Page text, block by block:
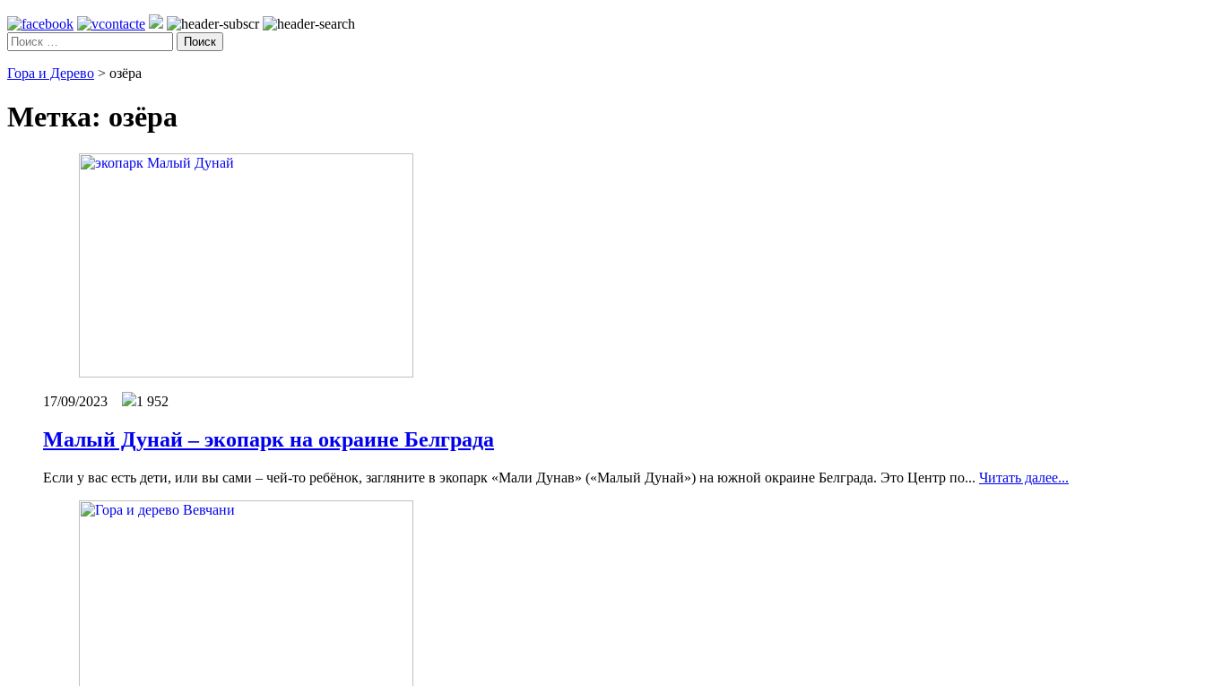
Поиск
Гора и Дерево > озёра
Метка: озёра
17/09/2023 1 952
Малый Дунай – экопарк на окраине Белграда
Если у вас есть дети, или вы сами – чей-то ребёнок, загляните в экопарк «Мали Дунав» («Малый Дунай») на южной окраине Белграда. Это Центр по... Читать далее...